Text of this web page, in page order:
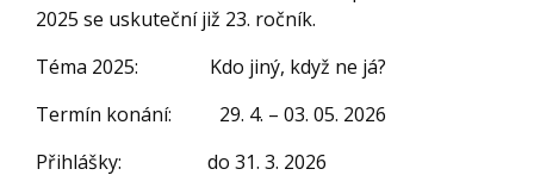
2025 se uskuteční již 23. ročník.
Téma 2025: Kdo jiný, když ne já?
Termín konání: 29. 4. – 03. 05. 2026
Přihlášky: do 31. 3. 2026